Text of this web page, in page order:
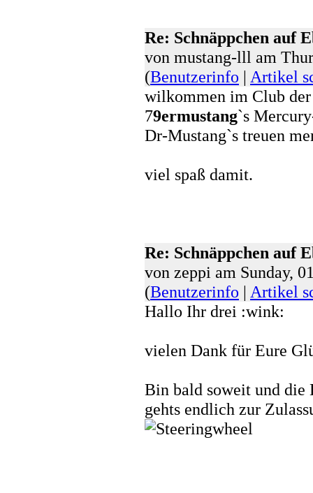
Re: Schnäppchen auf
von mustang-lll am
(Benutzerinfo | Artikel
wilkommen im Club
79ermustang`s
Dr-Mustang`s treuen
viel spaß damit.
Re: Schnäppchen auf
von zeppi am Sunday,
(Benutzerinfo | Artikel
Hallo Ihr drei :wink:
vielen Dank für Eure
Bin bald soweit und die
gehts endlich zur